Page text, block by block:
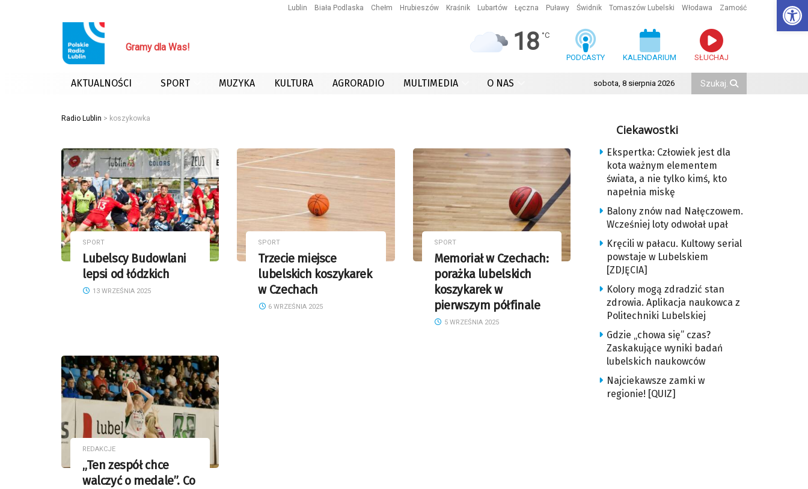
Lublin Biała Podlaska Chełm Hrubieszów Kraśnik Lubartów Łęczna Puławy Świdnik Tomaszów Lubelski Włodawa Zamość
Gramy dla Was! 18 °C
PODCASTY KALENDARIUM SŁUCHAJ
AKTUALNOŚCI SPORT MUZYKA KULTURA AGRORADIO MULTIMEDIA O NAS sobota, 8 sierpnia 2026
Radio Lublin > koszykowka
SPORT
Lubelscy Budowlani
lepsi od łódzkich
13 WRZEŚNIA 2025
SPORT
Trzecie miejsce
lubelskich koszykarek
w Czechach
6 WRZEŚNIA 2025
SPORT
Memoriał w Czechach:
porażka lubelskich
koszykarek w
pierwszym półfinale
5 WRZEŚNIA 2025
REDAKCJE
„Ten zespół chce
walczyć o medale”. Co
Ciekawostki
Ekspertka: Człowiek jest dla
kota ważnym elementem
świata, a nie tylko kimś, kto
napełnia miskę
Balony znów nad Nałęczowem.
Wcześniej loty odwołał upał
Kręcili w pałacu. Kultowy serial
powstaje w Lubelskiem
[ZDJĘCIA]
Kolory mogą zdradzić stan
zdrowia. Aplikacja naukowca z
Politechniki Lubelskiej
Gdzie „chowa się” czas?
Zaskakujące wyniki badań
lubelskich naukowców
Najciekawsze zamki w
regionie! [QUIZ]